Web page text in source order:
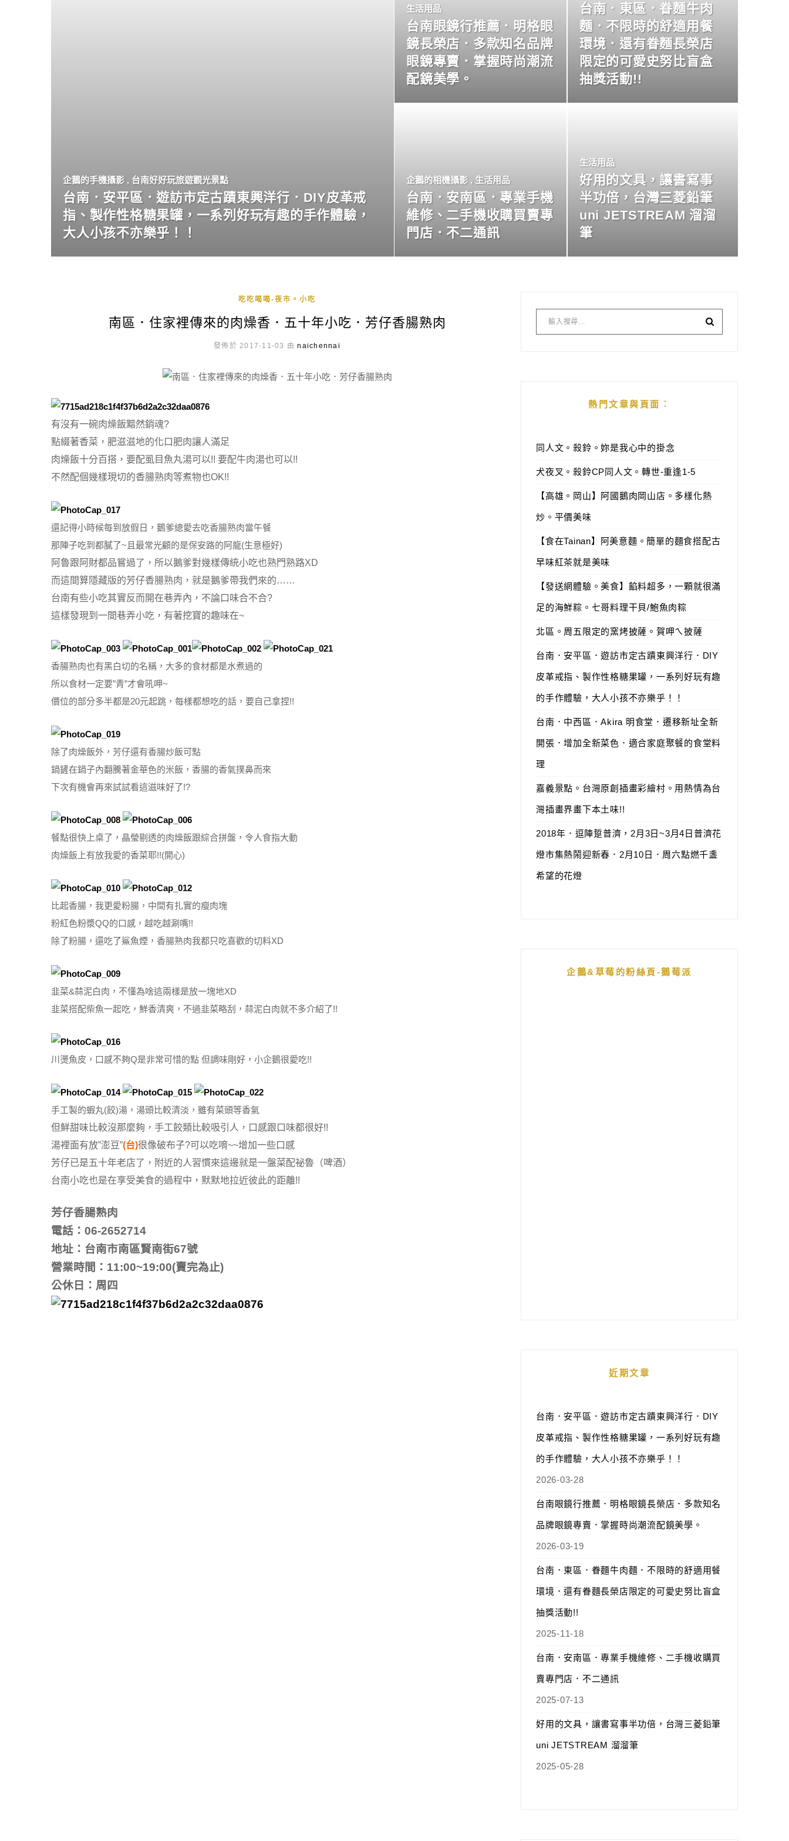
企鵝的手機攝影 , 台南好好玩旅遊觀光景點
台南．安平區．遊訪市定古蹟東興洋行．DIY皮革戒
指、製作性格糖果罐，一系列好玩有趣的手作體驗，
大人小孩不亦樂乎！！
生活用品
台南眼鏡行推薦．明格眼
鏡長榮店．多款知名品牌
眼鏡專賣．掌握時尚潮流
配鏡美學。
台南．東區．眷麵牛肉
麵．不限時的舒適用餐
環境．還有眷麵長榮店
限定的可愛史努比盲盒
抽獎活動!!
企鵝的相機攝影 , 生活用品
台南．安南區．專業手機
維修、二手機收購買賣專
門店．不二通訊
生活用品
好用的文具，讓書寫事
半功倍，台灣三菱鉛筆
uni JETSTREAM 溜溜
筆
吃吃喝喝-夜市。小吃
南區．住家裡傳來的肉燥香．五十年小吃．芳仔香腸熟肉
發佈於 2017-11-03 由naichennai
有沒有一碗肉燥飯黯然銷魂?
點綴著香菜，肥滋滋地的化口肥肉讓人滿足
肉燥飯十分百搭，要配虱目魚丸湯可以!! 要配牛肉湯也可以!!
不然配個幾樣現切的香腸熟肉等煮物也OK!!
還記得小時候每到放假日，鵝爹總愛去吃香腸熟肉當午餐
那陣子吃到都膩了~且最常光顧的是保安路的阿龍(生意極好)
阿魯跟阿財都品嘗過了，所以鵝爹對幾樣傳統小吃也熟門熟路XD
而這間算隱藏版的芳仔香腸熟肉，就是鵝爹帶我們來的……
台南有些小吃其實反而開在巷弄內，不論口味合不合?
這樣發現到一間巷弄小吃，有著挖寶的趣味在~
香腸熟肉也有黑白切的名稱，大多的食材都是水煮過的
所以食材一定要”青”才會吼呷~
價位的部分多半都是20元起跳，每樣都想吃的話，要自己拿捏!!
除了肉燥飯外，芳仔還有香腸炒飯可點
鍋鏟在鍋子內翻騰著金華色的米飯，香腸的香氣撲鼻而來
下次有機會再來試試看這滋味好了!?
餐點很快上桌了，晶瑩剔透的肉燥飯跟綜合拼盤，令人食指大動
肉燥飯上有放我愛的香菜耶!!(開心)
比起香腸，我更愛粉腸，中間有扎實的瘦肉塊
粉紅色粉漿QQ的口感，越吃越涮嘴!!
除了粉腸，還吃了鯊魚煙，香腸熟肉我都只吃喜歡的切料XD
韭菜&蒜泥白肉，不懂為啥這兩樣是放一塊地XD
韭菜搭配柴魚一起吃，鮮香清爽，不過韭菜略刮，蒜泥白肉就不多介紹了!!
川燙魚皮，口感不夠Q是非常可惜的點 但調味剛好，小企鵝很愛吃!!
手工製的蝦丸(餃)湯，湯頭比較清淡，雖有菜頭等香氣
但鮮甜味比較沒那麼夠，手工餃類比較吸引人，口感跟口味都很好!!
湯裡面有放”澎豆”(台)很像破布子?可以吃唷~~增加一些口感
芳仔已是五十年老店了，附近的人習慣來這邊就是一盤菜配祕魯（啤酒）
台南小吃也是在享受美食的過程中，默默地拉近彼此的距離!!
芳仔香腸熟肉
電話：06-2652714
地址：台南市南區賢南街67號
營業時間：11:00~19:00(賣完為止)
公休日：周四
熱門文章與頁面︰
同人文。殺鈴。妳是我心中的掛念
犬夜叉。殺鈴CP同人文。轉世-重逢1-5
【高雄。岡山】阿國鵝肉岡山店。多樣化熱
炒。平價美味
【食在Tainan】阿美意麵。簡單的麵食搭配古
早味紅茶就是美味
【發送網體驗。美食】餡料超多，一顆就很滿
足的海鮮粽。七哥料理干貝/鮑魚肉粽
北區。周五限定的窯烤披薩。賀呷ㄟ披薩
台南．安平區．遊訪市定古蹟東興洋行．DIY
皮革戒指、製作性格糖果罐，一系列好玩有趣
的手作體驗，大人小孩不亦樂乎！！
台南．中西區．Akira 明食堂．遷移新址全新
開張．增加全新菜色．適合家庭聚餐的食堂料
理
嘉義景點。台灣原創插畫彩繪村。用熱情為台
灣插畫界畫下本土味!!
2018年．逗陣踅普濟，2月3日~3月4日普濟花
燈市集熱鬧迎新春．2月10日．周六點燃千盞
希望的花燈
企鵝&草莓的粉絲頁-鵝莓派
近期文章
台南．安平區．遊訪市定古蹟東興洋行．DIY
皮革戒指、製作性格糖果罐，一系列好玩有趣
的手作體驗，大人小孩不亦樂乎！！
2026-03-28
台南眼鏡行推薦．明格眼鏡長榮店．多款知名
品牌眼鏡專賣．掌握時尚潮流配鏡美學。
2026-03-19
台南．東區．眷麵牛肉麵．不限時的舒適用餐
環境．還有眷麵長榮店限定的可愛史努比盲盒
抽獎活動!!
2025-11-18
台南．安南區．專業手機維修、二手機收購買
賣專門店．不二通訊
2025-07-13
好用的文具，讓書寫事半功倍，台灣三菱鉛筆
uni JETSTREAM 溜溜筆
2025-05-28